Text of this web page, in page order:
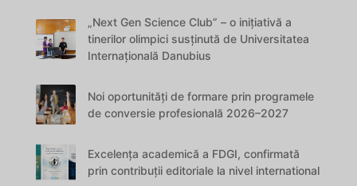
„Next Gen Science Club” – o inițiativă a
tinerilor olimpici susținută de Universitatea
Internațională Danubius
Noi oportunități de formare prin programele
de conversie profesională 2026–2027
Excelența academică a FDGI, confirmată
prin contribuții editoriale la nivel international